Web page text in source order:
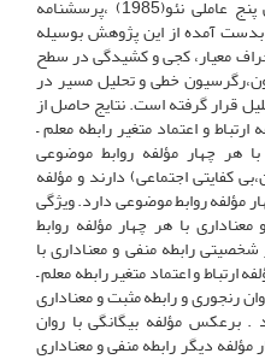
زواک (2011) ،پرسشنامه شخصیتی پنج عاملی نئو(1985) ،پرسشنامه
بود.نتایج بدست آمده از این پژوهش بوسیله
معیار، کجی و کشیدگی در سطح
خطی و تحلیل مسیر در
قرار گرفته است. نتایج حاصل از
و اعتماد متغیر رابطه معلم –
هر چهار مؤلفه روابط موضوعی
کفایتی اجتماعی) دارند و مؤلفه
مؤلفه روابط موضوعی دارد. ویژگی
با هر چهار مؤلفه روابط
رابطه منفی و معناداری با
و اعتماد متغیر رابطه معلم –
رنجوری و رابطه مثبت و معناداری
. برعکس مؤلفه بیگانگی با روان‌
مؤلفه دیگر رابطه منفی و معناداری